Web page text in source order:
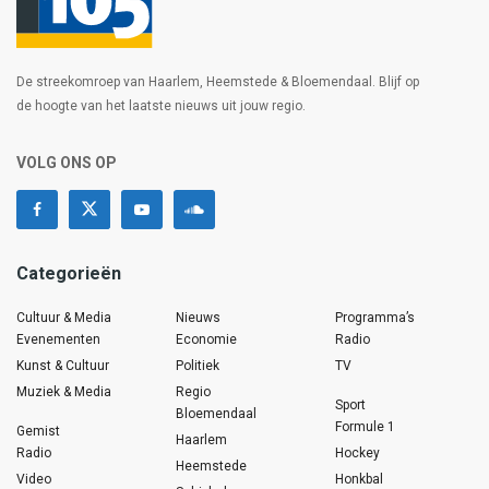
De streekomroep van Haarlem, Heemstede & Bloemendaal. Blijf op
de hoogte van het laatste nieuws uit jouw regio.
VOLG ONS OP
Categorieën
Cultuur & Media
Evenementen
Kunst & Cultuur
Muziek & Media
Gemist
Radio
Video
Nieuws
Economie
Politiek
Regio
Bloemendaal
Haarlem
Heemstede
Programma’s
Radio
TV
Sport
Formule 1
Hockey
Honkbal